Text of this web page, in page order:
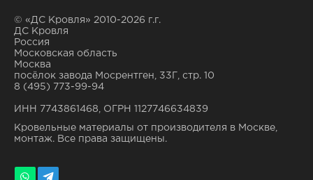
© «ДС Кровля» 2010-2026 г.г.
ДС Кровля
Россия
Московская область
Москва
посёлок завода Мосрентген, 33Г, стр. 10
8 (495) 773-99-94
ИНН 7743861468, ОГРН 1127746634839
Кровельные материалы от производителя в Москве,
монтаж. Все права защищены.